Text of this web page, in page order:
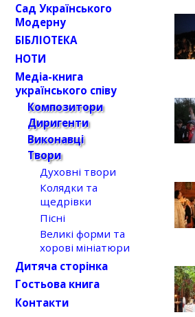
Сад Українського
Модерну
БІБЛІОТЕКА
НОТИ
Медіа-книга
українського співу
Композитори
Диригенти
Виконавці
Твори
Духовні твори
Колядки та
щедрівки
Пісні
Великі форми та
хорові мініатюри
Дитяча сторінка
Гостьова книга
Контакти